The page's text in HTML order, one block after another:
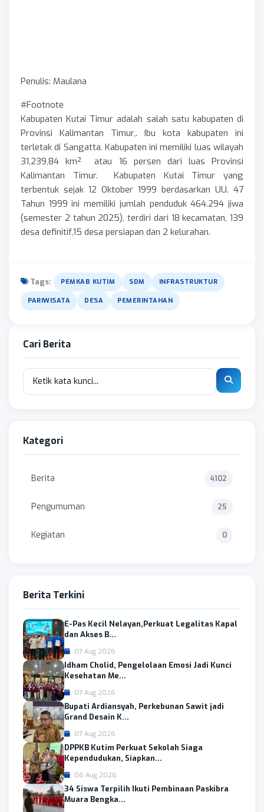
Penulis: Maulana
#Footnote
Kabupaten Kutai Timur adalah salah satu kabupaten di
Provinsi Kalimantan Timur,. Ibu kota kabupaten ini
terletak di Sangatta. Kabupaten ini memiliki luas wilayah
31,239,84 km² atau 16 persen dari luas Provinsi
Kalimantan Timur. Kabupaten Kutai Timur yang
terbentuk sejak 12 Oktober 1999 berdasarkan UU. 47
Tahun 1999 ini memiliki jumlah penduduk 464.294 jiwa
(semester 2 tahun 2025), terdiri dari 18 kecamatan, 139
desa definitif,15 desa persiapan dan 2 kelurahan.
Tags: PEMKAB KUTIM SDM INFRASTRUKTUR
PARIWISATA DESA PEMERINTAHAN
Cari Berita
Kategori
Berita 4102
Pengumuman 25
Kegiatan 0
Berita Terkini
E-Pas Kecil Nelayan,Perkuat Legalitas Kapal
dan Akses B...
07 Aug 2026
Idham Cholid, Pengelolaan Emosi Jadi Kunci
Kesehatan Me...
07 Aug 2026
Bupati Ardiansyah, Perkebunan Sawit jadi
Grand Desain K...
07 Aug 2026
DPPKB Kutim Perkuat Sekolah Siaga
Kependudukan, Siapkan...
06 Aug 2026
34 Siswa Terpilih Ikuti Pembinaan Paskibra
Muara Bengka...